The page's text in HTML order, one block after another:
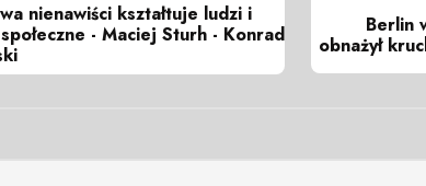
nienawiści kształtuje ludzi i
- Maciej Sturh - Konrad
Berlin
obnażył